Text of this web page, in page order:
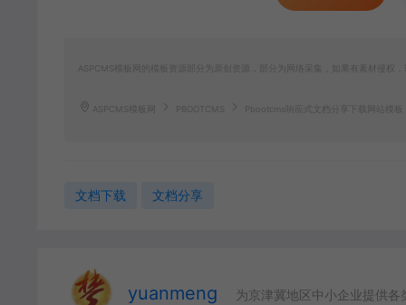
ASPCMS模板网的模板资源部分为原创资源，部分为网络采集，如果有素材侵权
ASPCMS模板网 PBOOTCMS Pbootcms响应式文档分享下载网站模板
文档下载 文档分享
yuanmeng 为京津冀地区中小企业提供各